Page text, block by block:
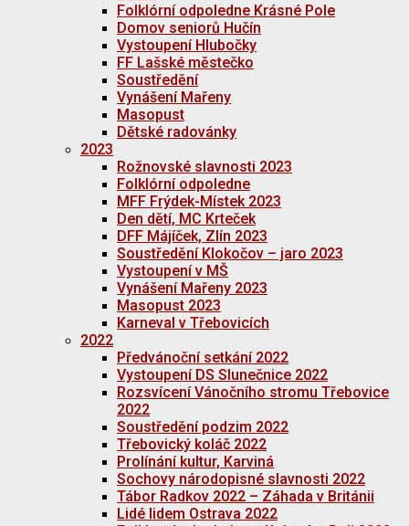
Folklórní odpoledne Krásné Pole
Domov seniorů Hučín
Vystoupení Hlubočky
FF Lašské městečko
Soustředění
Vynášení Mařeny
Masopust
Dětské radovánky
2023
Rožnovské slavnosti 2023
Folklórní odpoledne
MFF Frýdek-Místek 2023
Den dětí, MC Krteček
DFF Májíček, Zlín 2023
Soustředění Klokočov – jaro 2023
Vystoupení v MŠ
Vynášení Mařeny 2023
Masopust 2023
Karneval v Třebovicích
2022
Předvánoční setkání 2022
Vystoupení DS Slunečnice 2022
Rozsvícení Vánočního stromu Třebovice
2022
Soustředění podzim 2022
Třebovický koláč 2022
Prolínání kultur, Karviná
Sochovy národopisné slavnosti 2022
Tábor Radkov 2022 – Záhada v Británii
Lidé lidem Ostrava 2022